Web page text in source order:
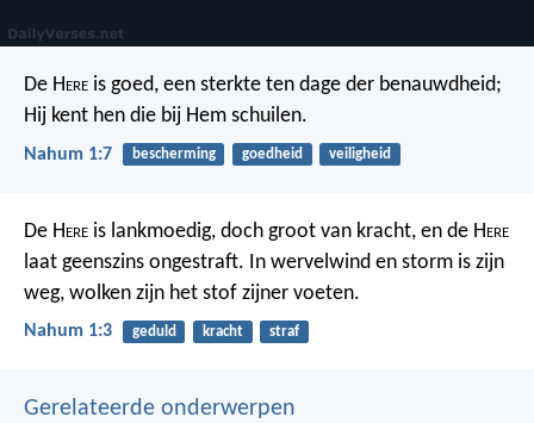
De Here is goed, een sterkte ten dage der benauwdheid;
Hij kent hen die bij Hem schuilen.
Nahum 1:7 bescherming goedheid veiligheid
De Here is lankmoedig, doch groot van kracht, en de Here
laat geenszins ongestraft. In wervelwind en storm is zijn
weg, wolken zijn het stof zijner voeten.
Nahum 1:3 geduld kracht straf
Gerelateerde onderwerpen